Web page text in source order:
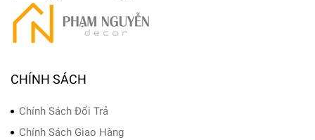
CHÍNH SÁCH
Chính Sách Đổi Trả
Chính Sách Giao Hàng